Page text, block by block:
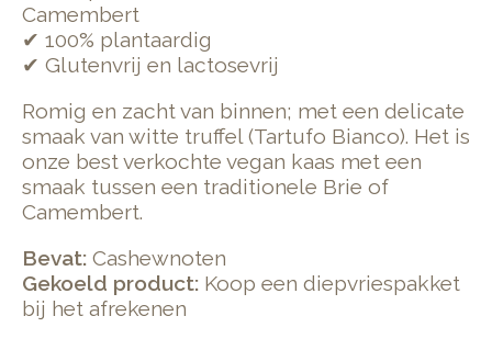
Camembert
✔ 100% plantaardig
✔ Glutenvrij en lactosevrij
Romig en zacht van binnen; met een delicate
smaak van witte truffel (Tartufo Bianco). Het is
onze best verkochte vegan kaas met een
smaak tussen een traditionele Brie of
Camembert.
Bevat: Cashewnoten
Gekoeld product: Koop een diepvriespakket
bij het afrekenen